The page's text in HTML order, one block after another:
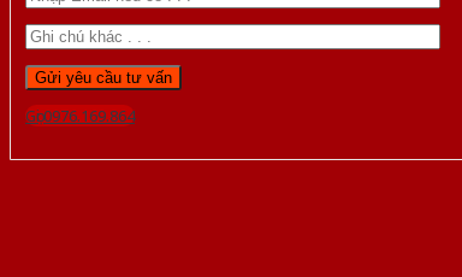
Gọi 0976.169.864